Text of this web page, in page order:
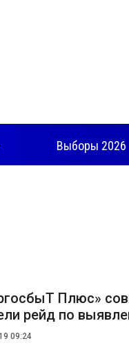
Выборы 2026
Плюс»
рейд по
09:24